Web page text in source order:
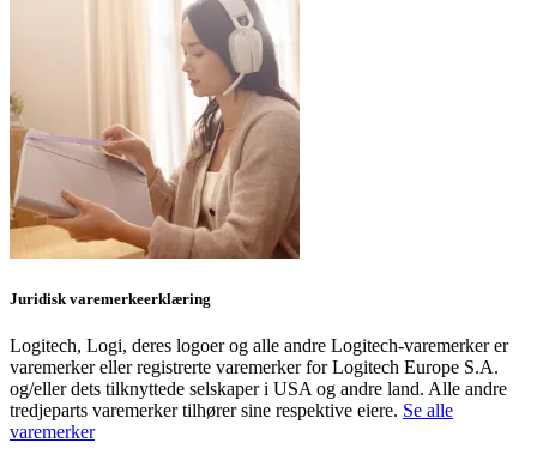
Juridisk varemerkeerklæring
Logitech, Logi, deres logoer og alle andre Logitech-varemerker er
varemerker eller registrerte varemerker for Logitech Europe S.A.
og/eller dets tilknyttede selskaper i USA og andre land. Alle andre
tredjeparts varemerker tilhører sine respektive eiere. Se alle
varemerker